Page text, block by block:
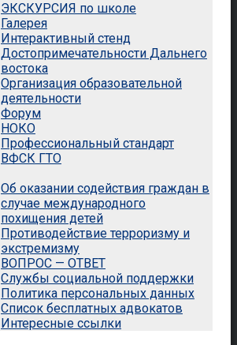
ЭКСКУРСИЯ по школе
Галерея
Интерактивный стенд
Достопримечательности Дальнего
востока
Организация образовательной
деятельности
Форум
НОКО
Профессиональный стандарт
ВФСК ГТО
Об оказании содействия граждан в
случае международного
похищения детей
Противодействие терроризму и
экстремизму
ВОПРОС — ОТВЕТ
Службы социальной поддержки
Политика персональных данных
Список бесплатных адвокатов
Интересные ссылки